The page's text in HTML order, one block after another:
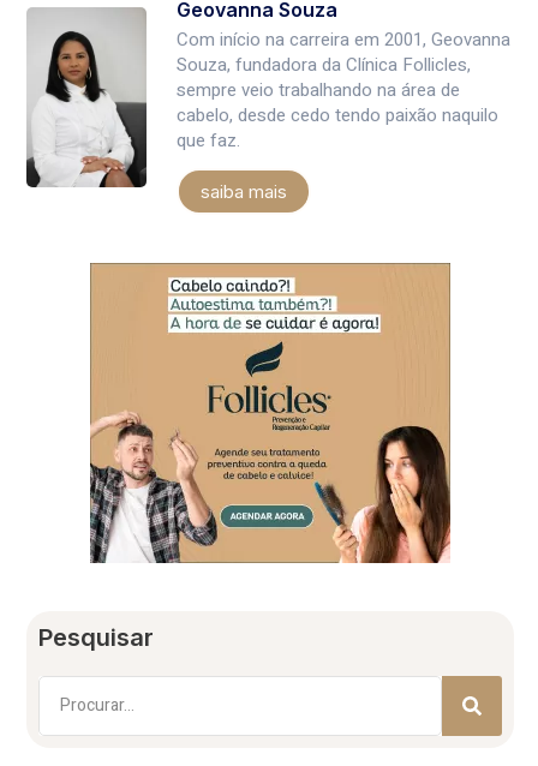
Geovanna Souza
Com início na carreira em 2001, Geovanna
Souza, fundadora da Clínica Follicles,
sempre veio trabalhando na área de
cabelo, desde cedo tendo paixão naquilo
que faz.
saiba mais
Pesquisar